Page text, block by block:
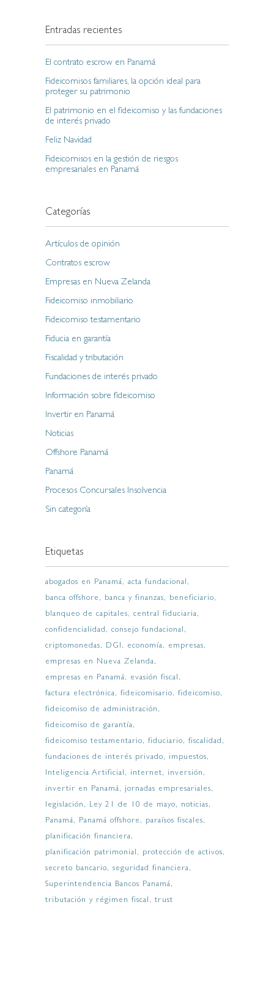
Entradas recientes
El contrato escrow en Panamá
Fideicomisos familiares, la opción ideal para
proteger su patrimonio
El patrimonio en el fideicomiso y las fundaciones
de interés privado
Feliz Navidad
Fideicomisos en la gestión de riesgos
empresariales en Panamá
Categorías
Artículos de opinión
Contratos escrow
Empresas en Nueva Zelanda
Fideicomiso inmobiliario
Fideicomiso testamentario
Fiducia en garantía
Fiscalidad y tributación
Fundaciones de interés privado
Información sobre fideicomiso
Invertir en Panamá
Noticias
Offshore Panamá
Panamá
Procesos Concursales Insolvencia
Sin categoría
Etiquetas
abogados en Panamá
acta fundacional
banca offshore
banca y finanzas
beneficiario
blanqueo de capitales
central fiduciaria
confidencialidad
consejo fundacional
criptomonedas
DGI economía
empresas
empresas en Nueva Zelanda
empresas en Panamá
evasión fiscal
factura electrónica
fideicomisario
fideicomiso
fideicomiso de administración
fideicomiso de garantía
fideicomiso testamentario
fiduciario
fiscalidad
fundaciones de interés privado
impuestos
Inteligencia Artificial
internet
inversión
invertir en Panamá
jornadas empresariales
legislación
Ley 21 de 10 de mayo
noticias
Panamá
Panamá offshore
paraísos fiscales
planificación financiera
planificación patrimonial
protección de activos
secreto bancario
seguridad financiera
Superintendencia Bancos Panamá
tributación y régimen fiscal
trust